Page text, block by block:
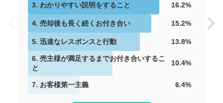
1,400 万円 2021年6月
サンパーク赤間
階数:7
ハウスドゥ 宗像（株式会社髙山不動産）
3. わかりやすい説明をすること 16.2%
4. 売却後も長く続くお付き合い 15.2%
5. 迅速なレスポンスと行動 13.8%
6. 売主様が満足するまでお付き合いするこ
と
10.4%
7. お客様第一主義 6.4%